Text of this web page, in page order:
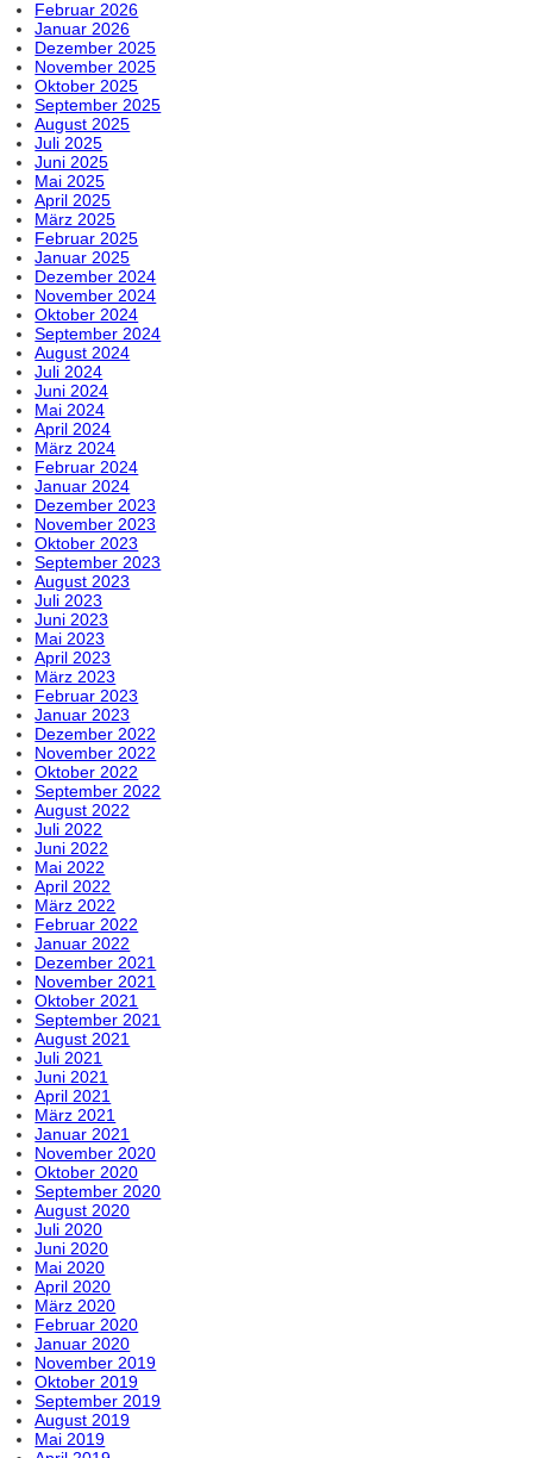
Februar 2026
Januar 2026
Dezember 2025
November 2025
Oktober 2025
September 2025
August 2025
Juli 2025
Juni 2025
Mai 2025
April 2025
März 2025
Februar 2025
Januar 2025
Dezember 2024
November 2024
Oktober 2024
September 2024
August 2024
Juli 2024
Juni 2024
Mai 2024
April 2024
März 2024
Februar 2024
Januar 2024
Dezember 2023
November 2023
Oktober 2023
September 2023
August 2023
Juli 2023
Juni 2023
Mai 2023
April 2023
März 2023
Februar 2023
Januar 2023
Dezember 2022
November 2022
Oktober 2022
September 2022
August 2022
Juli 2022
Juni 2022
Mai 2022
April 2022
März 2022
Februar 2022
Januar 2022
Dezember 2021
November 2021
Oktober 2021
September 2021
August 2021
Juli 2021
Juni 2021
April 2021
März 2021
Januar 2021
November 2020
Oktober 2020
September 2020
August 2020
Juli 2020
Juni 2020
Mai 2020
April 2020
März 2020
Februar 2020
Januar 2020
November 2019
Oktober 2019
September 2019
August 2019
Mai 2019